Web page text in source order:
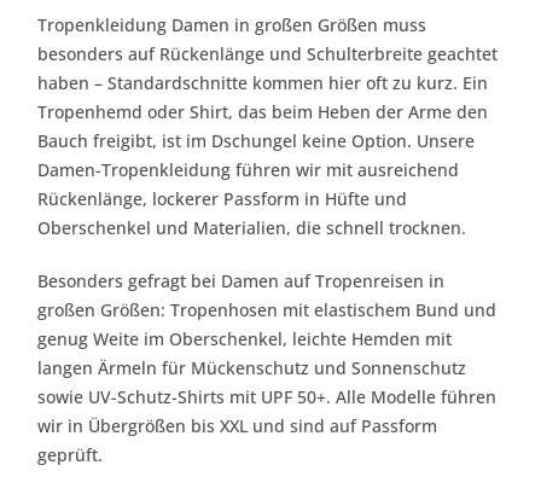
Tropenkleidung Damen in großen Größen muss
besonders auf Rückenlänge und Schulterbreite geachtet
haben – Standardschnitte kommen hier oft zu kurz. Ein
Tropenhemd oder Shirt, das beim Heben der Arme den
Bauch freigibt, ist im Dschungel keine Option. Unsere
Damen-Tropenkleidung führen wir mit ausreichend
Rückenlänge, lockerer Passform in Hüfte und
Oberschenkel und Materialien, die schnell trocknen.
Besonders gefragt bei Damen auf Tropenreisen in
großen Größen: Tropenhosen mit elastischem Bund und
genug Weite im Oberschenkel, leichte Hemden mit
langen Ärmeln für Mückenschutz und Sonnenschutz
sowie UV-Schutz-Shirts mit UPF 50+. Alle Modelle führen
wir in Übergrößen bis XXL und sind auf Passform
geprüft.